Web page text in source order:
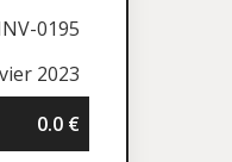
0195
2023
0.0 €